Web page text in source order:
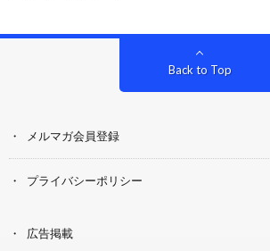
Back to Top
メルマガ会員登録
プライバシーポリシー
広告掲載